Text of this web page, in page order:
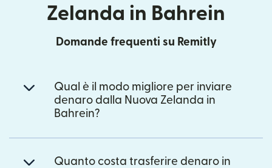
Zelanda in Bahrein
Domande frequenti su Remitly
Qual è il modo migliore per inviare
denaro dalla Nuova Zelanda in
Bahrein?
Quanto costa trasferire denaro in